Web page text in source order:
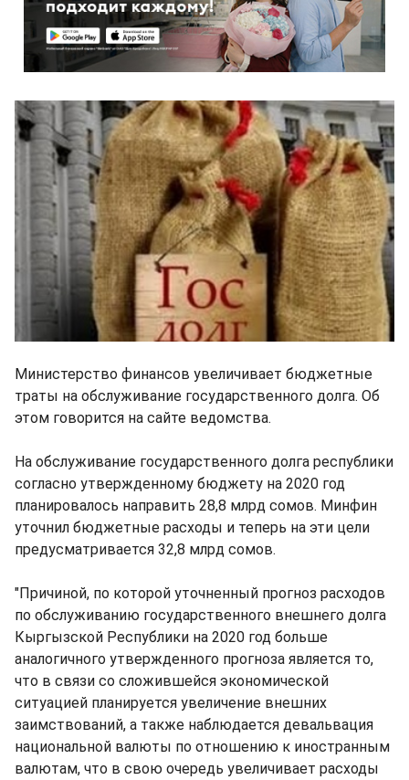
Министерство финансов увеличивает бюджетные
траты на обслуживание государственного долга. Об
этом говорится на сайте ведомства.
На обслуживание государственного долга республики
согласно утвержденному бюджету на 2020 год
планировалось направить 28,8 млрд сомов. Минфин
уточнил бюджетные расходы и теперь на эти цели
предусматривается 32,8 млрд сомов.
"Причиной, по которой уточненный прогноз расходов
по обслуживанию государственного внешнего долга
Кыргызской Республики на 2020 год больше
аналогичного утвержденного прогноза является то,
что в связи со сложившейся экономической
ситуацией планируется увеличение внешних
заимствований, а также наблюдается девальвация
национальной валюты по отношению к иностранным
валютам, что в свою очередь увеличивает расходы